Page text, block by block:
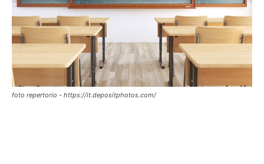
foto repertorio - https://it.depositphotos.com/